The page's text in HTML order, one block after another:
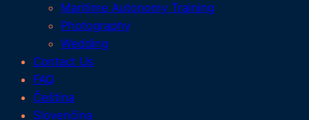
Maritime Autonomy Training
Photography
Wedding
Contact Us
FAQ
Čeština
Slovenčina